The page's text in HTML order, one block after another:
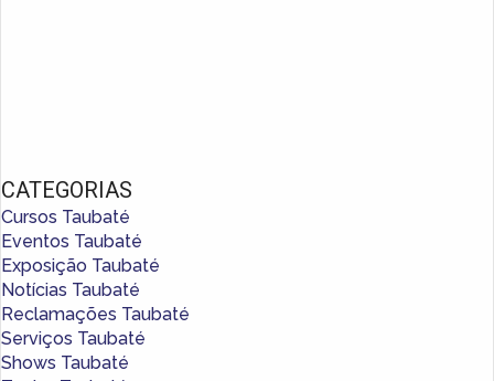
CATEGORIAS
Cursos Taubaté
Eventos Taubaté
Exposição Taubaté
Notícias Taubaté
Reclamações Taubaté
Serviços Taubaté
Shows Taubaté